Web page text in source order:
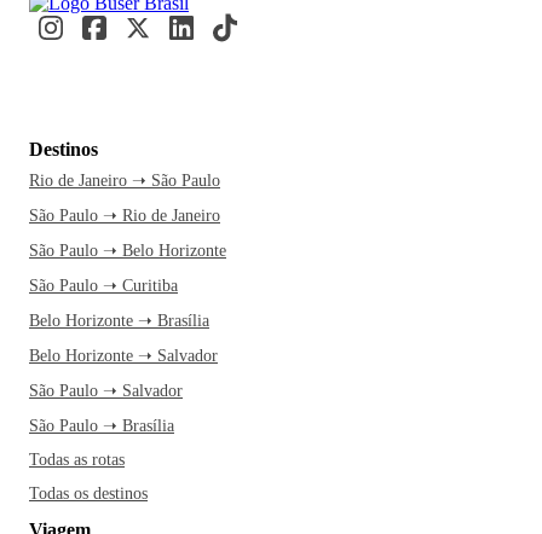
Destinos
Rio de Janeiro ➝ São Paulo
São Paulo ➝ Rio de Janeiro
São Paulo ➝ Belo Horizonte
São Paulo ➝ Curitiba
Belo Horizonte ➝ Brasília
Belo Horizonte ➝ Salvador
São Paulo ➝ Salvador
São Paulo ➝ Brasília
Todas as rotas
Todas os destinos